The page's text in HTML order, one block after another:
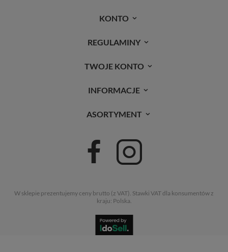
KONTO
REGULAMINY
TWOJE KONTO
INFORMACJE
ASORTYMENT
W sklepie prezentujemy ceny brutto (z VAT). Stawki VAT dla konsumentów z
kraju: Polska